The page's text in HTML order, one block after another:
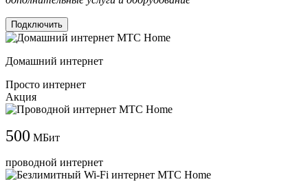
Подключить
Домашний интернет
Просто интернет
Акция
500 МБит
проводной интернет